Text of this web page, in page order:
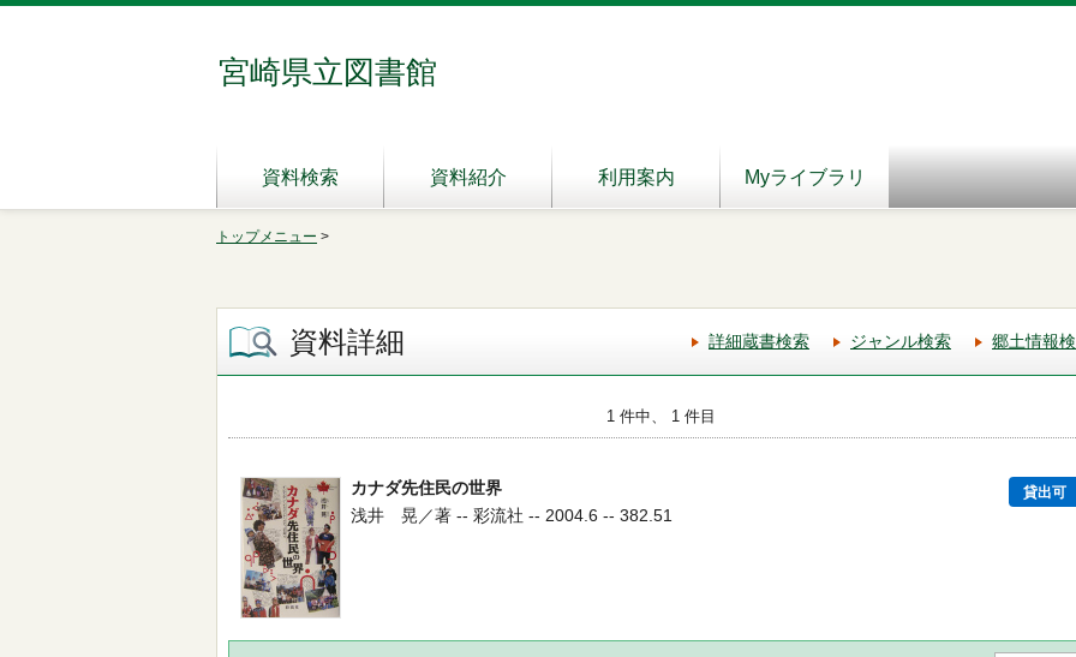
宮崎県立図書館
資料検索 資料紹介 利用案内 Myライブラリ
トップメニュー >
資料詳細 詳細蔵書検索 ジャンル検索 郷土情報
1 件中、 1 件目
カナダ先住民の世界 貸出可
浅井 晃／著 -- 彩流社 -- 2004.6 -- 382.51